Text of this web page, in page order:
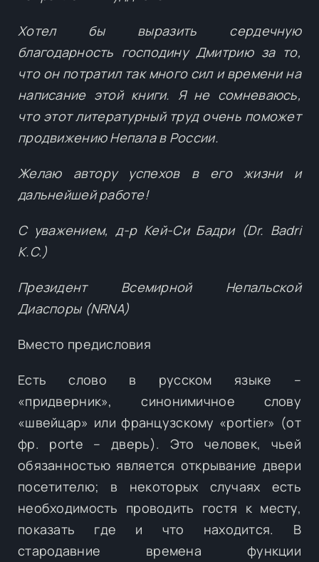
Хотел бы выразить сердечную
благодарность господину Дмитрию за то,
что он потратил так много сил и времени на
написание этой книги. Я не сомневаюсь,
что этот литературный труд очень поможет
продвижению Непала в России.
Желаю автору успехов в его жизни и
дальнейшей работе!
С уважением, д-р Кей-Си Бадри (Dr. Badri
K.C.)
Президент Всемирной Непальской
Диаспоры (NRNA)
Вместо предисловия
Есть слово в русском языке –
«придверник», синонимичное слову
«швейцар» или французскому «portier» (от
фр. porte – дверь). Это человек, чьей
обязанностью является открывание двери
посетителю; в некоторых случаях есть
необходимость проводить гостя к месту,
показать где и что находится. В
стародавние времена функции